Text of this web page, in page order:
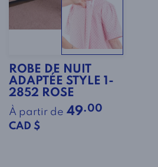
ROBE DE NUIT
ADAPTÉE STYLE 1-
2852 ROSE
À partir de 49.00
CAD $